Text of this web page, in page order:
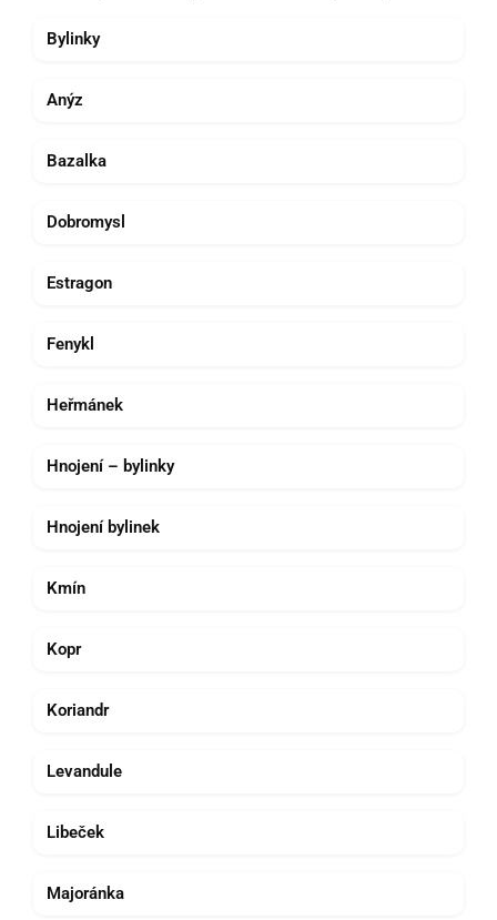
Bylinky
Anýz
Bazalka
Dobromysl
Estragon
Fenykl
Heřmánek
Hnojení – bylinky
Hnojení bylinek
Kmín
Kopr
Koriandr
Levandule
Libeček
Majoránka